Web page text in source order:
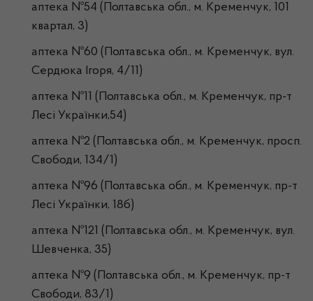
аптека №54 (Полтавська обл., м. Кременчук, 101
квартал, 3)
аптека №60 (Полтавська обл., м. Кременчук, вул.
Сердюка Ігоря, 4/11)
аптека №11 (Полтавська обл., м. Кременчук, пр-т
Лесі Українки,54)
аптека №2 (Полтавська обл., м. Кременчук, просп.
Свободи, 134/1)
аптека №96 (Полтавська обл., м. Кременчук, пр-т
Лесі Українки, 18б)
аптека №121 (Полтавська обл., м. Кременчук, вул.
Шевченка, 35)
аптека №9 (Полтавська обл., м. Кременчук, пр-т
Свободи, 83/1)